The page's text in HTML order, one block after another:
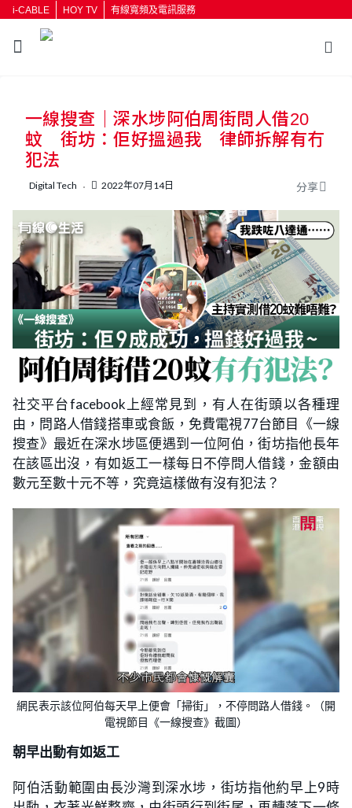
i-CABLE HOY TV 有線寬頻及電訊服務
按輸入鍵開始搜尋
一線搜查｜深水埗阿伯周街問人借20
蚊 街坊：佢好搵過我 律師拆解有冇
犯法
Digital Tech 2022年07月14日 分享
社交平台facebook上經常見到，有人在街頭以各種理
由，問路人借錢搭車或食飯，免費電視77台節目《一線
搜查》最近在深水埗區便遇到一位阿伯，街坊指他長年
在該區出沒，有如返工一樣每日不停問人借錢，金額由
數元至數十元不等，究竟這樣做有沒有犯法？
網民表示該位阿伯每天早上便會「掃街」，不停問路人借錢。（開
電視節目《一線搜查》截圖）
朝早出動有如返工
阿伯活動範圍由長沙灣到深水埗，街坊指他約早上9時